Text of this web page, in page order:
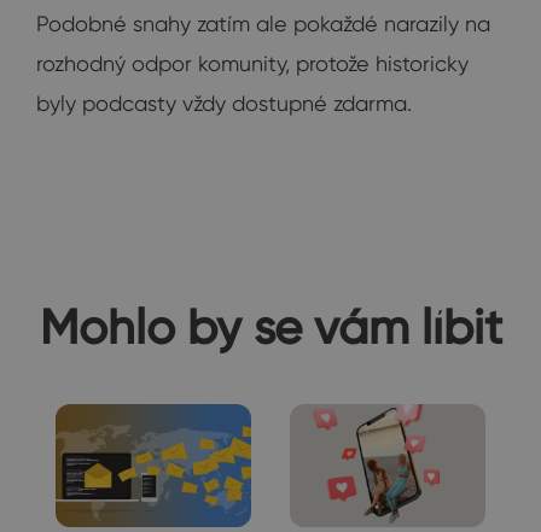
Podobné snahy zatím ale pokaždé narazily na
rozhodný odpor komunity, protože historicky
byly podcasty vždy dostupné zdarma.
Mohlo by se vám líbit